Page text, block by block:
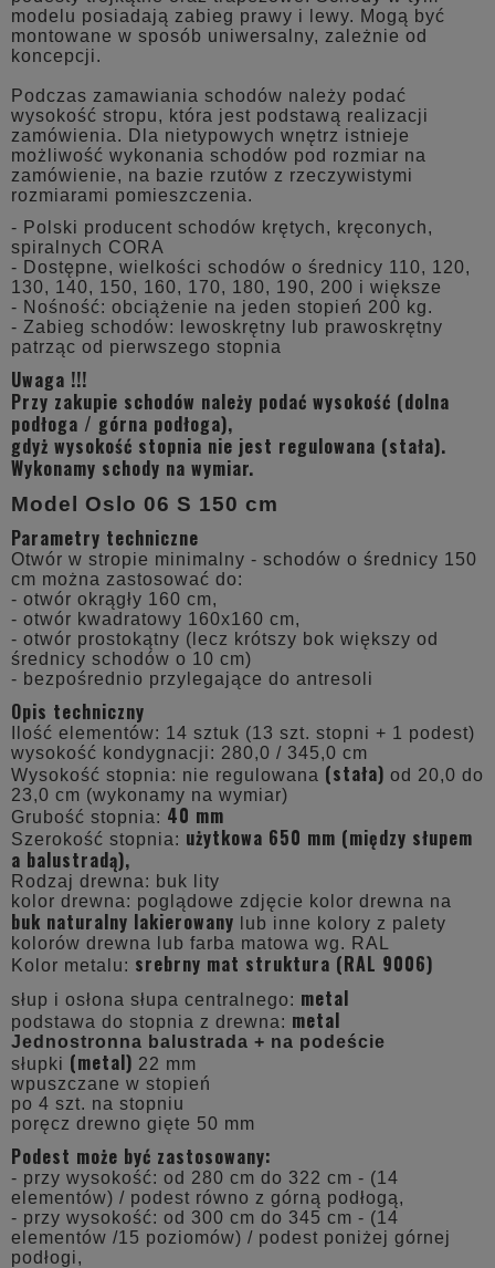
modelu posiadają zabieg prawy i lewy. Mogą być
montowane w sposób uniwersalny, zależnie od
koncepcji.
Podczas zamawiania schodów należy podać
wysokość stropu, która jest podstawą realizacji
zamówienia. Dla nietypowych wnętrz istnieje
możliwość wykonania schodów pod rozmiar na
zamówienie, na bazie rzutów z rzeczywistymi
rozmiarami pomieszczenia.
- Polski producent schodów krętych, kręconych,
spiralnych CORA
- Dostępne, wielkości schodów o średnicy 110, 120,
130, 140, 150, 160, 170, 180, 190, 200 i większe
- Nośność: obciążenie na jeden stopień 200 kg.
- Zabieg schodów: lewoskrętny lub prawoskrętny
patrząc od pierwszego stopnia
Uwaga !!!
Przy zakupie schodów należy podać wysokość (dolna
podłoga / górna podłoga),
gdyż wysokość stopnia nie jest regulowana (stała).
Wykonamy schody na wymiar.
Model Oslo 06 S 150 cm
Parametry techniczne
Otwór w stropie minimalny - schodów o średnicy 150
cm można zastosować do:
- otwór okrągły 160 cm,
- otwór kwadratowy 160x160 cm,
- otwór prostokątny (lecz krótszy bok większy od
średnicy schodów o 10 cm)
- bezpośrednio przylegające do antresoli
Opis techniczny
Ilość elementów: 14 sztuk (13 szt. stopni + 1 podest)
wysokość kondygnacji: 280,0 / 345,0 cm
Wysokość stopnia: nie regulowana (stała) od 20,0 do
23,0 cm (wykonamy na wymiar)
Grubość stopnia: 40 mm
Szerokość stopnia: użytkowa 650 mm (między słupem
a balustradą),
Rodzaj drewna: buk lity
kolor drewna: poglądowe zdjęcie kolor drewna na
buk naturalny lakierowany lub inne kolory z palety
kolorów drewna lub farba matowa wg. RAL
Kolor metalu: srebrny mat struktura (RAL 9006)
słup i osłona słupa centralnego: metal
podstawa do stopnia z drewna: metal
Jednostronna balustrada + na podeście
słupki (metal) 22 mm
wpuszczane w stopień
po 4 szt. na stopniu
poręcz drewno gięte 50 mm
Podest może być zastosowany:
- przy wysokość: od 280 cm do 322 cm - (14
elementów) / podest równo z górną podłogą,
- przy wysokość: od 300 cm do 345 cm - (14
elementów /15 poziomów) / podest poniżej górnej
podłogi,